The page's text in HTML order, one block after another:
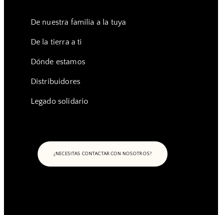
De nuestra familia a la tuya
De la tierra a ti
Dónde estamos
Distribuidores
Legado solidario
¿NECESITAS CONTACTAR CON NOSOTROS?